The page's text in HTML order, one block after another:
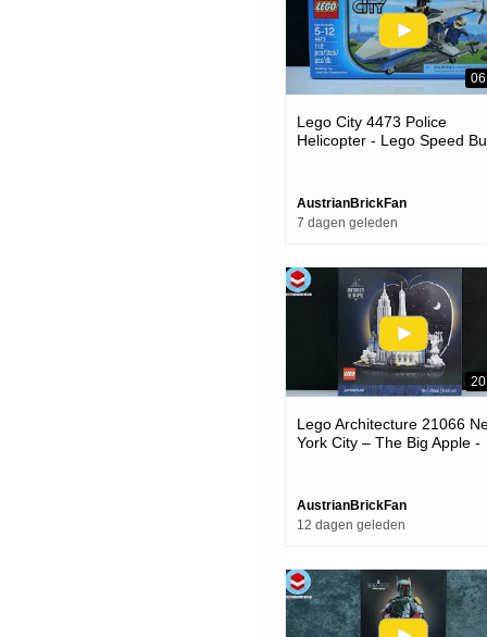
Lego City 4473 Police
Helicopter - Lego Speed
AustrianBrickFan
7 dagen geleden
Lego Architecture 21066
York City – The Big Apple -
AustrianBrickFan
12 dagen geleden